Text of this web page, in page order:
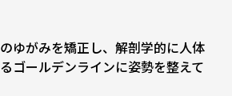
ゆがみを矯正し、解剖学的に人体
ゴールデンラインに姿勢を整えて